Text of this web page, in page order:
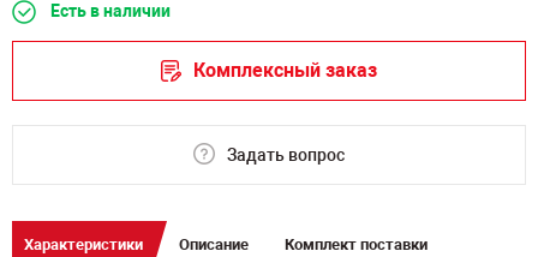
Есть в наличии
Комплексный заказ
Задать вопрос
Характеристики Описание Комплект поставки